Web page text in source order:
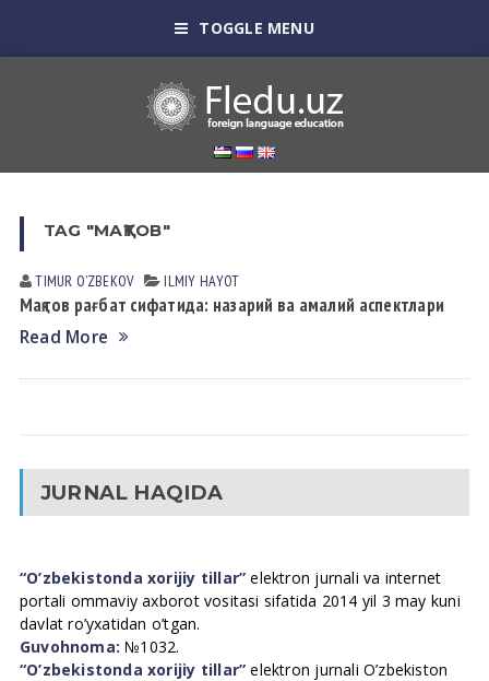
TOGGLE MENU
TAG "МАҚТОВ"
TIMUR OʼZBEKOV ILMIY HАYOT
Мақтов рағбат сифатида: назарий ва амалий аспектлари
Read More
JURNAL HAQIDA
“O’zbekistonda xorijiy tillar” elektron jurnali va internet
portali ommaviy axborot vositasi sifatida 2014 yil 3 may kuni
davlat ro’yxatidan o’tgan.
Guvohnoma: №1032.
“O’zbekistonda xorijiy tillar” elektron jurnali O’zbekiston